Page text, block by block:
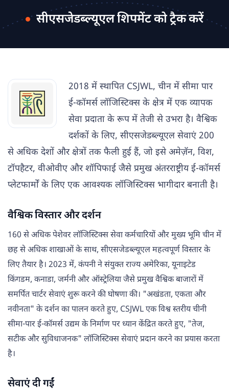
सीएसजेडब्ल्यूएल शिपमेंट को ट्रैक करें
2018 में स्थापित CSJWL, चीन में सीमा पार
ई-कॉमर्स लॉजिस्टिक्स के क्षेत्र में एक व्यापक
सेवा प्रदाता के रूप में तेजी से उभरा है। वैश्विक
दर्शकों के लिए, सीएसजेडब्ल्यूएल सेवाएं 200
से अधिक देशों और क्षेत्रों तक फैली हुई हैं, जो इसे अमेज़ॅन, विश,
टॉपहैटर, वीओवीए और शॉपिफाई जैसे प्रमुख अंतरराष्ट्रीय ई-कॉमर्स
प्लेटफार्मों के लिए एक आवश्यक लॉजिस्टिक्स भागीदार बनाती है।
वैश्विक विस्तार और दर्शन
160 से अधिक पेशेवर लॉजिस्टिक्स सेवा कर्मचारियों और मुख्य भूमि चीन में
छह से अधिक शाखाओं के साथ, सीएसजेडब्ल्यूएल महत्वपूर्ण विस्तार के
लिए तैयार है। 2023 में, कंपनी ने संयुक्त राज्य अमेरिका, यूनाइटेड
किंगडम, कनाडा, जर्मनी और ऑस्ट्रेलिया जैसे प्रमुख वैश्विक बाजारों में
समर्पित चार्टर सेवाएं शुरू करने की घोषणा की। "अखंडता, एकता और
नवीनता" के दर्शन का पालन करते हुए, CSJWL एक विश्व स्तरीय चीनी
सीमा-पार ई-कॉमर्स उद्यम के निर्माण पर ध्यान केंद्रित करते हुए, "तेज,
सटीक और सुविधाजनक" लॉजिस्टिक्स सेवाएं प्रदान करने का प्रयास करता
है।
सेवाएं दी गईं